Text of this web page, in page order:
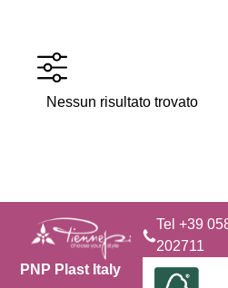
Nessun risultato trovato
PNP Plast Italy
Tel +39
202711